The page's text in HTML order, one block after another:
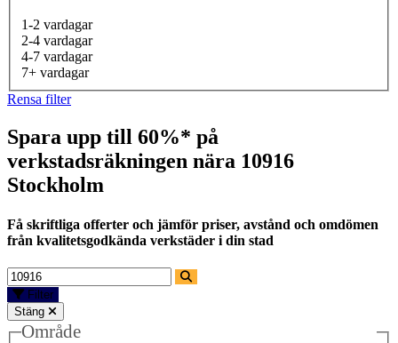
1-2 vardagar
2-4 vardagar
4-7 vardagar
7+ vardagar
Rensa filter
Spara upp till 60%* på
verkstadsräkningen nära 10916
Stockholm
Få skriftliga offerter och jämför priser, avstånd och omdömen
från kvalitetsgodkända verkstäder i din stad
Filter
Stäng
Område